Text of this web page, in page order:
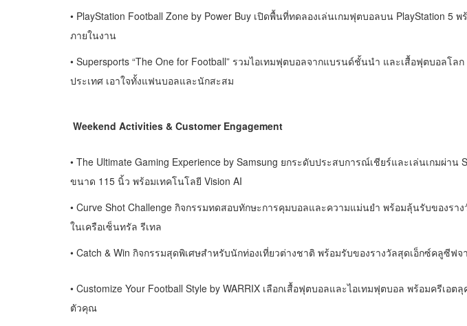
• PlayStation Football Zone by Power Buy เปิดพื้นที่ทดลองเล่นเกมฟุตบอลบน PlayStation 5
ภายในงาน
• Supersports “The One for Football” รวมไอเทมฟุตบอลจากแบรนด์ชั้นนำ และเสื้อฟุตบอลโล
ประเทศ เอาใจทั้งแฟนบอลและนักสะสม
Weekend Activities & Customer Engagement
• The Ultimate Gaming Experience by Samsung ยกระดับประสบการณ์เชียร์และเล่นเกมผ่าน
ขนาด 115 นิ้ว พร้อมเทคโนโลยี Vision AI
• Curve Shot Challenge กิจกรรมทดสอบทักษะการคุมบอลและความแม่นยำ พร้อมลุ้นรับของร
ในเครือเซ็นทรัล รีเทล
• Catch & Win กิจกรรมสุดพิเศษสำหรับนักท่องเที่ยวต่างชาติ พร้อมรับของรางวัลสุดเอ็กซ์คลูซีฟ
• Customize Your Football Style by WARRIX เลือกเสื้อฟุตบอลและไอเทมฟุตบอล พร้อมครีเอ
ตัวคุณ